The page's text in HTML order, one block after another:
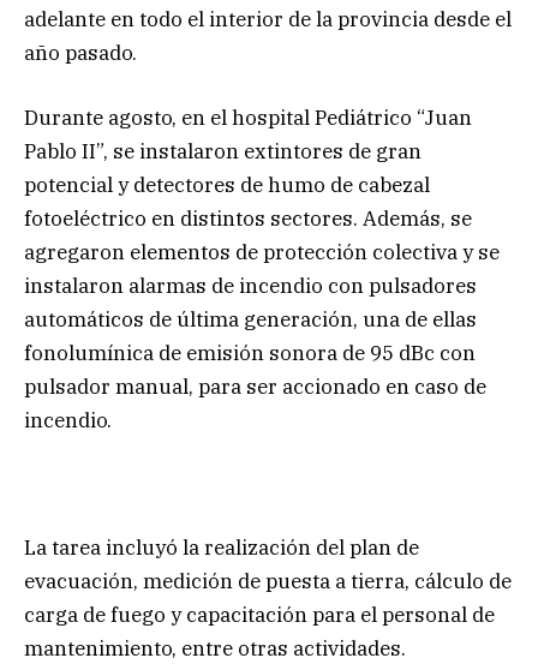
adelante en todo el interior de la provincia desde el
año pasado.
Durante agosto, en el hospital Pediátrico “Juan
Pablo II”, se instalaron extintores de gran
potencial y detectores de humo de cabezal
fotoeléctrico en distintos sectores. Además, se
agregaron elementos de protección colectiva y se
instalaron alarmas de incendio con pulsadores
automáticos de última generación, una de ellas
fonolumínica de emisión sonora de 95 dBc con
pulsador manual, para ser accionado en caso de
incendio.
La tarea incluyó la realización del plan de
evacuación, medición de puesta a tierra, cálculo de
carga de fuego y capacitación para el personal de
mantenimiento, entre otras actividades.